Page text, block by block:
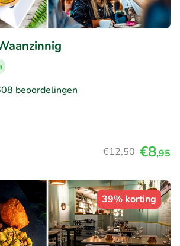
beoordelingen
€12,50 €8,95
39% korting